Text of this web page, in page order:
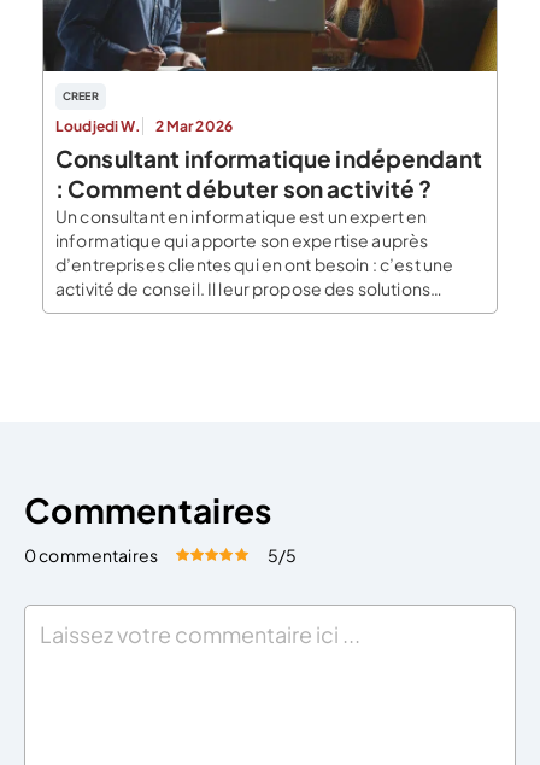
CREER
Loudjedi W. 2 Mar 2026
Consultant informatique indépendant
: Comment débuter son activité ?
Un consultant en informatique est un expert en
informatique qui apporte son expertise auprès
d’entreprises clientes qui en ont besoin : c’est une
activité de conseil. Il leur propose des solutions
techniques et poussées afin d’améliorer leur
Commentaires
0 commentaires Évaluez cet article:
5/5